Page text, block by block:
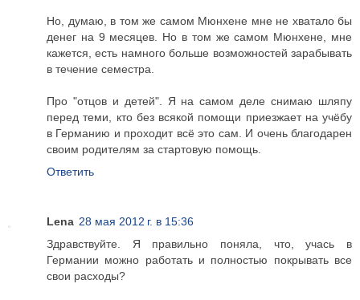
Но, думаю, в том же самом Мюнхене мне не хватало бы
денег на 9 месяцев. Но в том же самом Мюнхене, мне
кажется, есть намного больше возможностей зарабывать
в течение семестра.
Про "отцов и детей". Я на самом деле снимаю шляпу
перед теми, кто без всякой помощи приезжает на учёбу
в Германию и проходит всё это сам. И очень благодарен
своим родителям за стартовую помощь.
Ответить
Lena 28 мая 2012 г. в 15:36
Здравствуйте. Я правильно поняла, что, учась в
Германии можно работать и полностью покрывать все
свои расходы?